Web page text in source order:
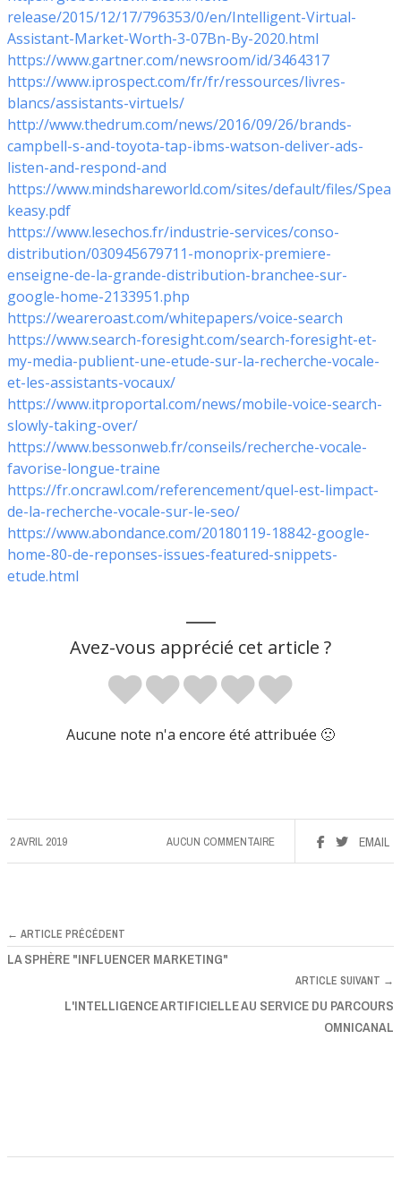
release/2015/12/17/796353/0/en/Intelligent-Virtual-
Assistant-Market-Worth-3-07Bn-By-2020.html
https://www.gartner.com/newsroom/id/3464317
https://www.iprospect.com/fr/fr/ressources/livres-
blancs/assistants-virtuels/
http://www.thedrum.com/news/2016/09/26/brands-
campbell-s-and-toyota-tap-ibms-watson-deliver-ads-
listen-and-respond-and
https://www.mindshareworld.com/sites/default/files/Spea
keasy.pdf
https://www.lesechos.fr/industrie-services/conso-
distribution/030945679711-monoprix-premiere-
enseigne-de-la-grande-distribution-branchee-sur-
google-home-2133951.php
https://weareroast.com/whitepapers/voice-search
https://www.search-foresight.com/search-foresight-et-
my-media-publient-une-etude-sur-la-recherche-vocale-
et-les-assistants-vocaux/
https://www.itproportal.com/news/mobile-voice-search-
slowly-taking-over/
https://www.bessonweb.fr/conseils/recherche-vocale-
favorise-longue-traine
https://fr.oncrawl.com/referencement/quel-est-limpact-
de-la-recherche-vocale-sur-le-seo/
https://www.abondance.com/20180119-18842-google-
home-80-de-reponses-issues-featured-snippets-
etude.html
Avez-vous apprécié cet article ?
Aucune note n'a encore été attribuée 🙁
2 AVRIL 2019 EMAIL
AUCUN COMMENTAIRE
← ARTICLE PRÉCÉDENT
LA SPHÈRE "INFLUENCER MARKETING"
ARTICLE SUIVANT →
L'INTELLIGENCE ARTIFICIELLE AU SERVICE DU PARCOURS
OMNICANAL